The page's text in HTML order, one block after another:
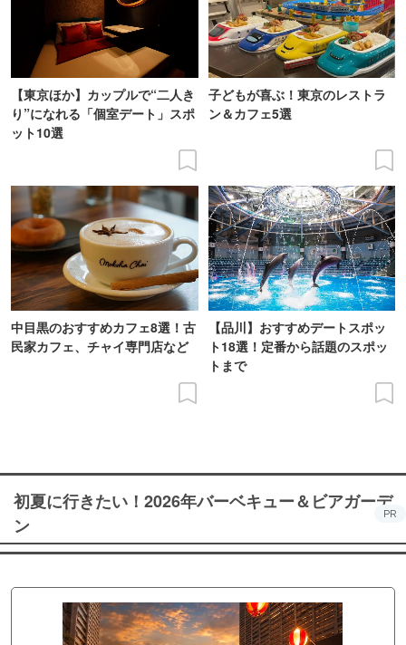
【東京ほか】カップルで“二人き
り”になれる「個室デート」スポ
ット10選
子どもが喜ぶ！東京のレストラ
ン＆カフェ5選
中目黒のおすすめカフェ8選！古
民家カフェ、チャイ専門店など
【品川】おすすめデートスポッ
ト18選！定番から話題のスポッ
トまで
初夏に行きたい！2026年バーベキュー＆ビアガーデ
ン
PR